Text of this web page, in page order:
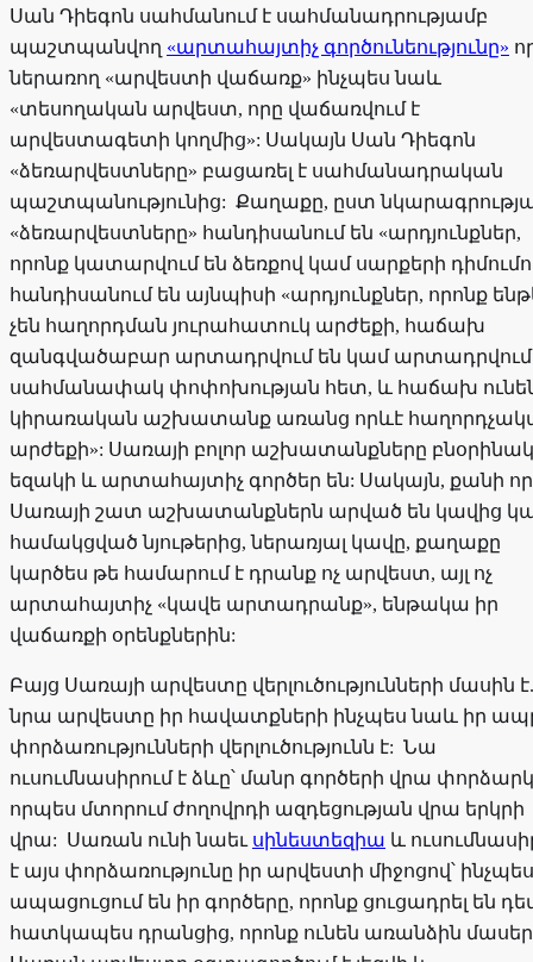
Սան Դիեգոն սահմանում է սահմանադրությամբ
պաշտպանվող «արտահայտիչ գործունեությունը»
ներառող «արվեստի վաճառք» ինչպես նաև
«տեսողական արվեստ, որը վաճառվում է
արվեստագետի կողմից»: Սակայն Սան Դիեգոն
«ձեռարվեստները» բացառել է սահմանադրական
պաշտպանությունից: Քաղաքը, ըստ
«ձեռարվեստները» հանդիսանում են «արդյունքներ,
որոնք կատարվում են ձեռքով կամ սարքերի
հանդիսանում են այնպիսի «արդյունքներ, որոնք
չեն հաղորդման յուրահատուկ արժեքի, հաճախ
զանգվածաբար արտադրվում են կամ արտադրվում
սահմանափակ փոփոխության հետ, և հաճախ
կիրառական աշխատանք առանց որևէ
արժեքի»: Սառայի բոլոր աշխատանքները
եզակի և արտահայտիչ գործեր են: Սակայն, քանի որ
Սառայի շատ աշխատանքներն արված են կավից
համակցված նյութերից, ներառյալ կավը, քաղաքը
կարծես թե համարում է դրանք ոչ արվեստ, այլ ոչ
արտահայտիչ «կավե արտադրանք», ենթակա իր
վաճառքի օրենքներին:
Բայց Սառայի արվեստը վերլուծությունների մասին է.
նրա արվեստը իր հավատքների ինչպես նաև իր
փորձառությունների վերլուծությունն է: Նա
ուսումնասիրում է ձևը՝ մանր գործերի վրա
որպես մտորում ժողովրդի ազդեցության վրա երկրի
վրա: Սառան ունի նաեւ սինեստեզիա և
է այս փորձառությունը իր արվեստի միջոցով՝ ինչպես
ապացուցում են իր գործերը, որոնք ցուցադրել են
հատկապես դրանցից, որոնք ունեն առանձին